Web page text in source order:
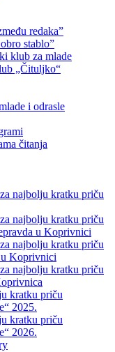
redaka”
stablo”
klub za mlade
„Čituljko“
i odrasle
čitanja
najbolju kratku priču
najbolju kratku priču
u Koprivnici
najbolju kratku priču
Koprivnici
najbolju kratku priču
kratku priču
2025.
kratku priču
2026.